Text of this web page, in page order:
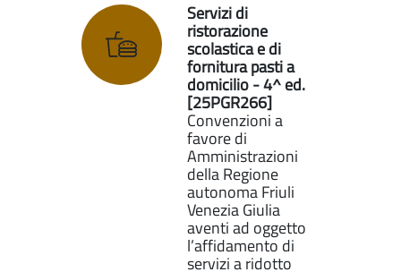
Servizi di
ristorazione
scolastica e di
fornitura pasti a
domicilio - 4^ ed.
[25PGR266]
Convenzioni a
favore di
Amministrazioni
della Regione
autonoma Friuli
Venezia Giulia
aventi ad oggetto
l’affidamento di
servizi a ridotto